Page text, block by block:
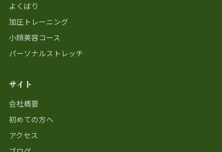
よくばり
加圧トレーニング
小顔美容コース
パーソナルストレッチ
サイト
会社概要
初めての方へ
アクセス